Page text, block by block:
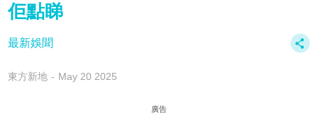
佢點睇
最新娛聞
東方新地 May 20 2025
廣告